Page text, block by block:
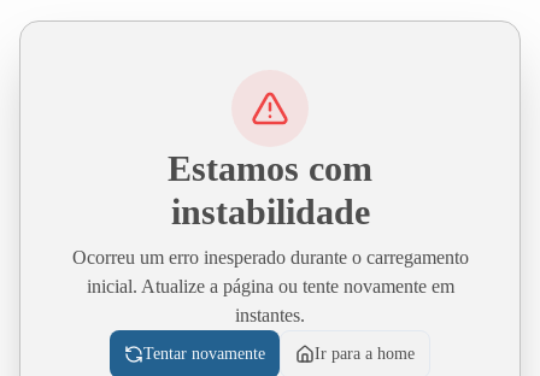
Estamos com
instabilidade
Ocorreu um erro inesperado durante o carregamento
inicial. Atualize a página ou tente novamente em
instantes.
Tentar novamente Ir para a home